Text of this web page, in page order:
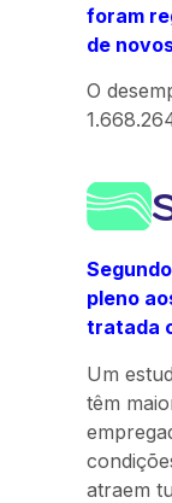
foram
de
O
pleno
tratada
Um
têm
atraem